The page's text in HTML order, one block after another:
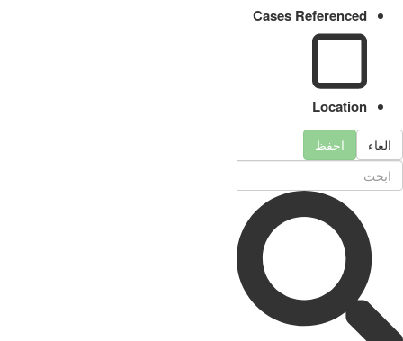
Cases Referenced
Location
الغاء احفظ